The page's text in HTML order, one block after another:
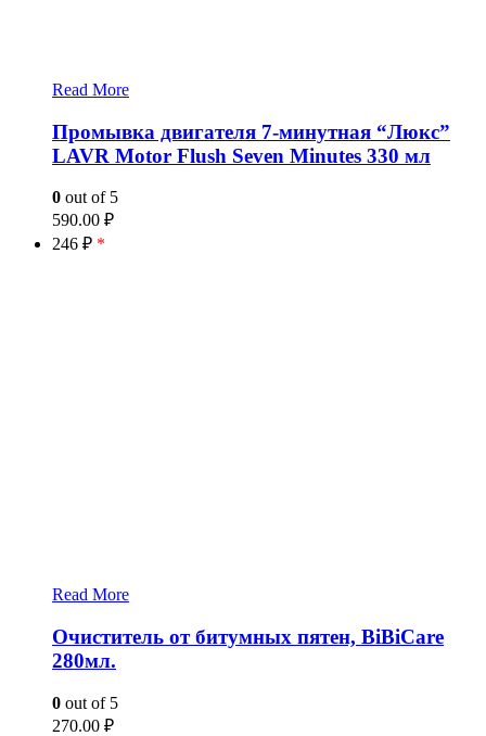
Read More
Промывка двигателя 7-минутная “Люкс”
LAVR Motor Flush Seven Minutes 330 мл
0 out of 5
590.00 ₽
246 ₽ *
Read More
Очиститель от битумных пятен, BiBiCare
280мл.
0 out of 5
270.00 ₽